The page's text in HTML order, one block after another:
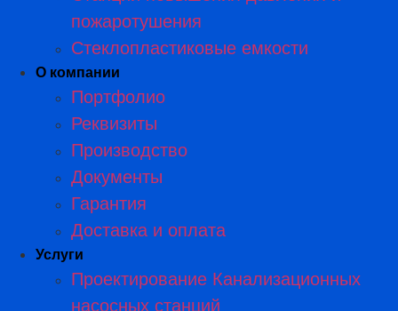
пожаротушения
Стеклопластиковые емкости
О компании
Портфолио
Реквизиты
Производство
Документы
Гарантия
Доставка и оплата
Услуги
Проектирование Канализационных
насосных станций